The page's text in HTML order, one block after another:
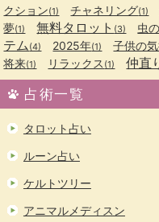
クション(1) チャネリング(1)
夢(1) 無料タロット (3) 虫
テム (4) 2025年(1) 子供の
将来(1) リラックス (1) 仲直
占術一覧
タロット占い
ルーン占い
ケルトツリー
アニマルメディスン